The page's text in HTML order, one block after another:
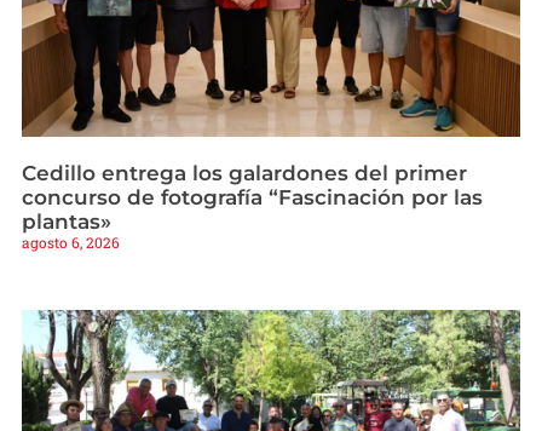
Cedillo entrega los galardones del primer
concurso de fotografía “Fascinación por las
plantas»
agosto 6, 2026